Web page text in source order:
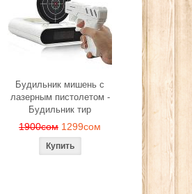
Будильник мишень с
лазерным пистолетом -
Будильник тир
1900сом 1299сом